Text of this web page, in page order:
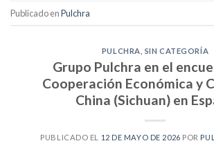
Publicado enPulchra
PULCHRA SIN CATEGORÍA
Grupo Pulchra en el
Cooperación Económica y
China (Sichuan) en
PUBLICADO EL 12 DE MAYO DE 2026 POR